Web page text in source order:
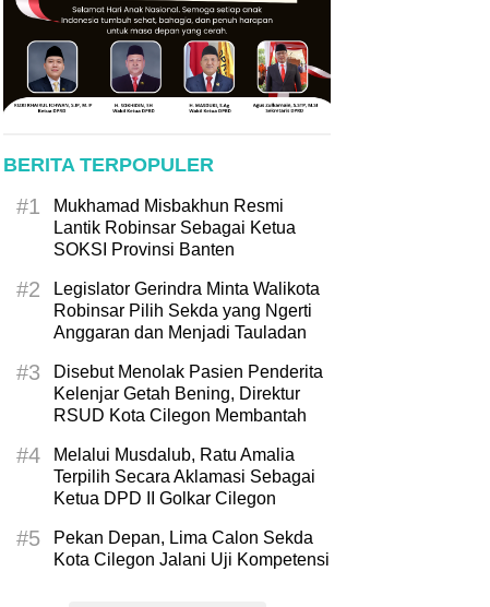
BERITA TERPOPULER
#1
Mukhamad Misbakhun Resmi
Lantik Robinsar Sebagai Ketua
SOKSI Provinsi Banten
#2
Legislator Gerindra Minta Walikota
Robinsar Pilih Sekda yang Ngerti
Anggaran dan Menjadi Tauladan
#3
Disebut Menolak Pasien Penderita
Kelenjar Getah Bening, Direktur
RSUD Kota Cilegon Membantah
#4
Melalui Musdalub, Ratu Amalia
Terpilih Secara Aklamasi Sebagai
Ketua DPD II Golkar Cilegon
#5
Pekan Depan, Lima Calon Sekda
Kota Cilegon Jalani Uji Kompetensi